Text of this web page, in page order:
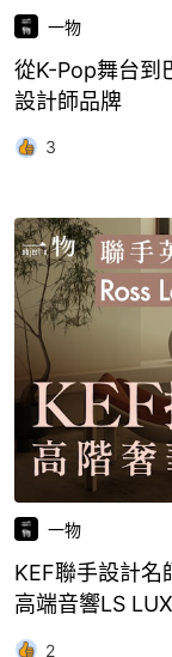
一物
從K-Pop舞台到
設計師品牌
3
一物
KEF聯手設計
高端音響LS
2